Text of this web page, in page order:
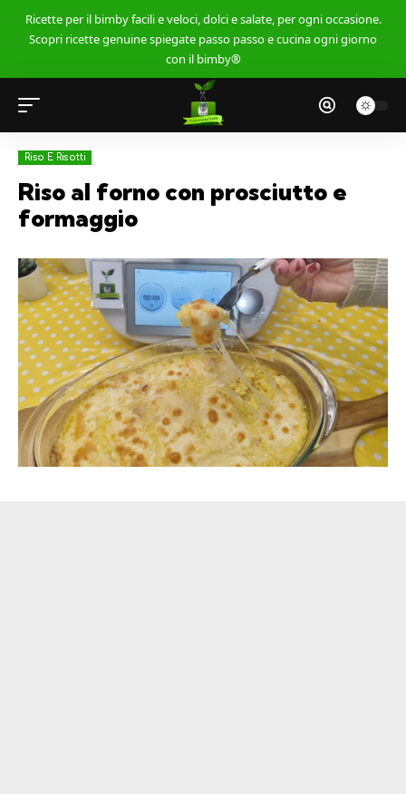
Ricette per il bimby facili e veloci, dolci e salate, per ogni occasione.
Scopri ricette genuine spiegate passo passo e cucina ogni giorno
con il bimby®
Riso E Risotti
Riso al forno con prosciutto e
formaggio